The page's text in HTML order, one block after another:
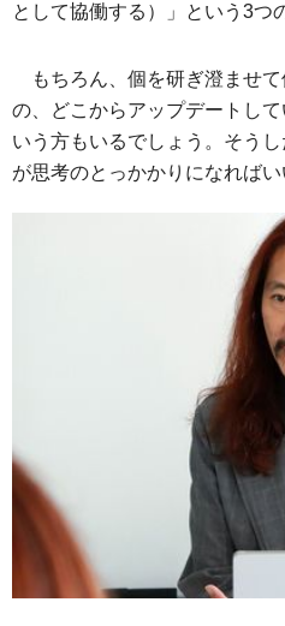
として協働する）」という3つ
もちろん、個を研ぎ澄ませ
の、どこからアップデートし
いう方もいるでしょう。そう
が思考のとっかかりになればい